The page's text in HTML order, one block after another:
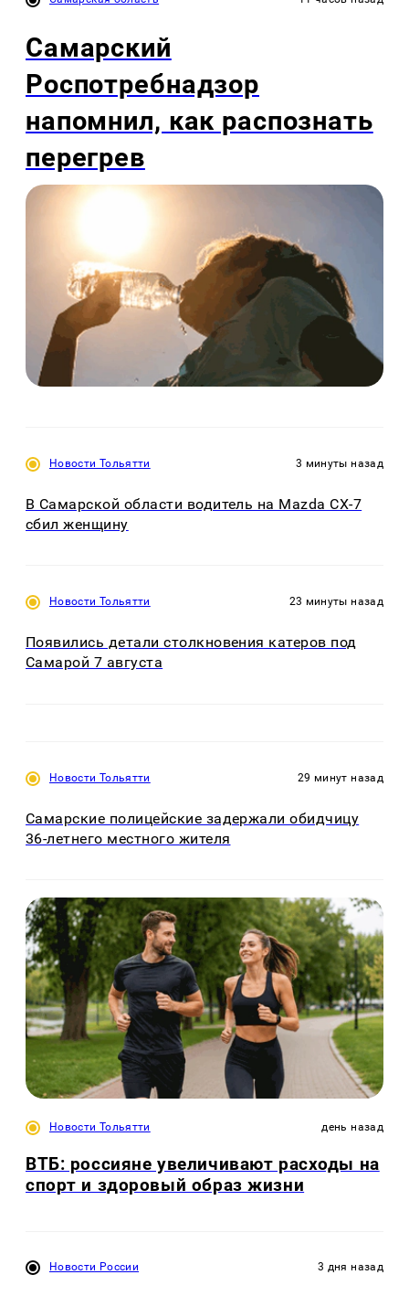
Самарский
Роспотребнадзор
напомнил, как распознать
перегрев
Новости Тольятти 3 минуты назад
В Самарской области водитель на Mazda CX-7
сбил женщину
Новости Тольятти 23 минуты назад
Появились детали столкновения катеров под
Самарой 7 августа
Новости Тольятти 29 минут назад
Самарские полицейские задержали обидчицу
36-летнего местного жителя
Новости Тольятти день назад
ВТБ: россияне увеличивают расходы на
спорт и здоровый образ жизни
Новости России 3 дня назад